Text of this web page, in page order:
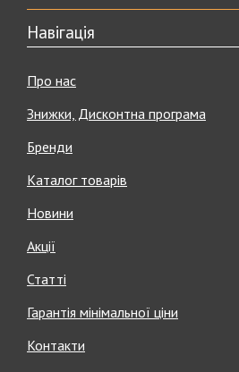
Навігація
Про нас
Знижки, Дисконтна програма
Бренди
Каталог товарів
Новини
Акції
Статті
Гарантія мінімальної ціни
Контакти